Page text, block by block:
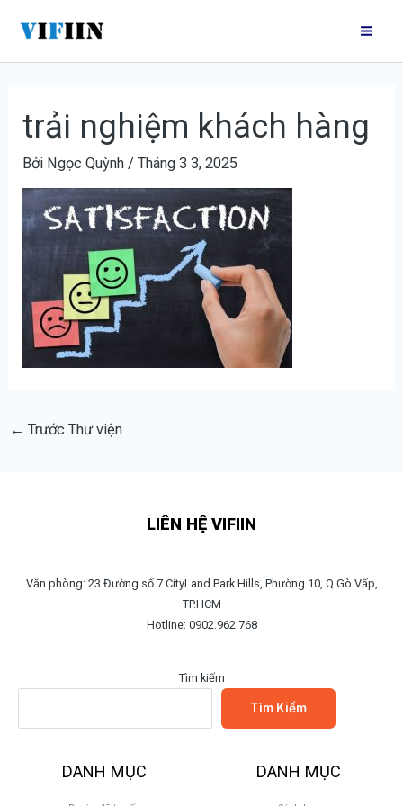
nội
trải nghiệm khách hàng
Bởi Ngọc Quỳnh /Tháng 3 3, 2025
hướng
bài
← Trước Thư viện
LIÊN HỆ VIFIIN
Văn phòng: 23 Đường số 7 CityLand Park Hills, Phường 10, Q.Gò Vấp,
TP.HCM
Hotline: 0902.962.768
Tìm kiếm
Tìm Kiếm
DANH MỤC DANH MỤC